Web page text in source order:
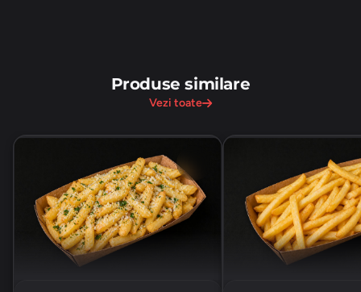
Produse similare
Vezi toate